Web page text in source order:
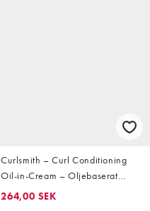
Curlsmith – Curl Conditioning
Oil-in-Cream – Oljebaserat
hårbalsam för lockigt hår 237ml
264,00 SEK